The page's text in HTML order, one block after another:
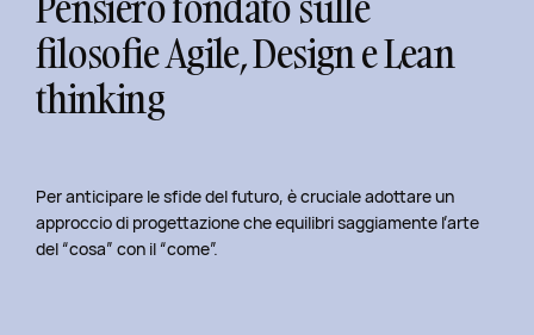
filosofie Agile, Design e Lean
thinking
Per anticipare le sfide del futuro, è cruciale adottare un
approccio di progettazione che equilibri saggiamente l’arte
del “cosa” con il “come”.